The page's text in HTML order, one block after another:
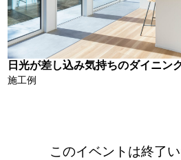
日光が差し込み気持ちのダイニング
施工例
このイベントは終了い